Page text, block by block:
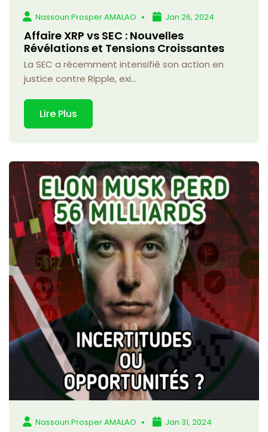
Nassoun Prosper AMALAO Jan 26, 2024
Affaire XRP vs SEC : Nouvelles
Révélations et Tensions Croissantes
La SEC a récemment intensifié son action en
justice contre Ripple, exi...
Lire Plus
Nassoun Prosper AMALAO Jan 31, 2024